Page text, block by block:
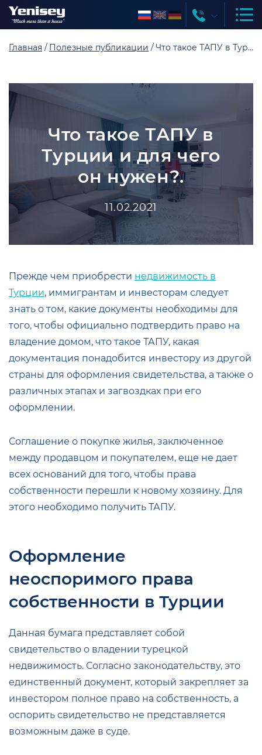
Главная Полезные публикации Что такое ТАПУ в Турции и для чего он нужен?.
Что такое ТАПУ в
Турции и для чего
он нужен?.
11.02.2021
Прежде чем приобрести недвижимость в
Турции, иммигрантам и инвесторам следует
знать о том, какие документы необходимы для
того, чтобы официально подтвердить право на
владение домом, что такое ТАПУ, какая
документация понадобится инвестору из другой
страны для оформления свидетельства, а также о
различных этапах и загвоздках при его
оформлении.
Соглашение о покупке жилья, заключенное
между продавцом и покупателем, еще не дает
всех оснований для того, чтобы права
собственности перешли к новому хозяину. Для
этого необходимо получить ТАПУ.
Оформление
неоспоримого права
собственности в Турции
Данная бумага представляет собой
свидетельство о владении турецкой
недвижимость. Согласно законодательству, это
единственный документ, который закрепляет за
инвестором полное право на собственность, а
оспорить свидетельство не представляется
возможным даже в суде.